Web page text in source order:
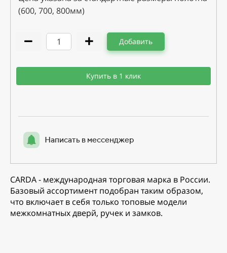
(600, 700, 800мм)
Добавить
Купить в 1 клик
Написать в мессенджер
CARDA - международная торговая марка в России.
Базовый ассортимент подобран таким образом,
что включает в себя только топовые модели
межкомнатных дверй, ручек и замков.